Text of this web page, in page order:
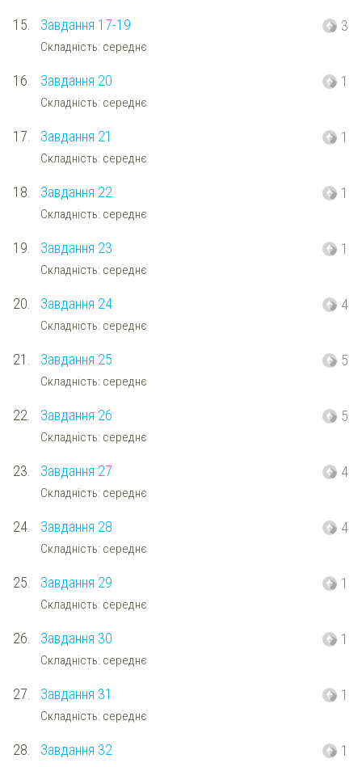
15. Завдання 17-19
Складність: середнє
3
16. Завдання 20
Складність: середнє
1
17. Завдання 21
Складність: середнє
1
18. Завдання 22
Складність: середнє
1
19. Завдання 23
Складність: середнє
1
20. Завдання 24
Складність: середнє
4
21. Завдання 25
Складність: середнє
5
22. Завдання 26
Складність: середнє
5
23. Завдання 27
Складність: середнє
4
24. Завдання 28
Складність: середнє
4
25. Завдання 29
Складність: середнє
1
26. Завдання 30
Складність: середнє
1
27. Завдання 31
Складність: середнє
1
28. Завдання 32 1